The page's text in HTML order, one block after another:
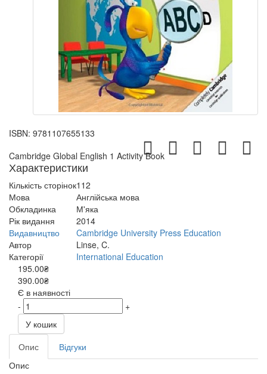
ISBN: 9781107655133
Cambridge Global English 1 Activity Book
Характеристики
Кількість сторінок112
Мова
Англійська мова
Обкладинка
М'яка
Рік видання
2014
Видавництво
Cambridge University Press Education
Автор
Linse, C.
Категорії
International Education
195.00₴
390.00₴
Є в наявності
-
+
У кошик
Опис
Відгуки
Опис